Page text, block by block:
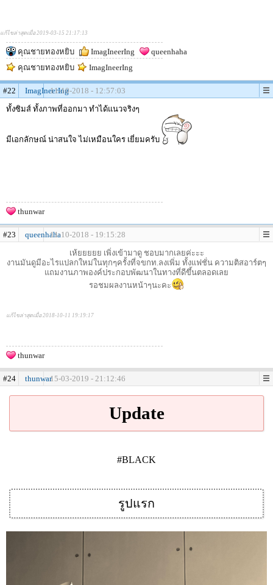
แก้ไขล่าสุดเมื่อ 2019-03-15 21:17:13
คุณชายทองหยิบ ImagIneerIng
queenhaha
คุณชายทองหยิบ
ImagIneerIng
#22 ImagIneerIng11-10-2018 - 12:57:03
ทั้งซิมส์ ทั้งภาพที่ออกมา ทำได้แนวจริงๆ
มีเอกลักษณ์ น่าสนใจ ไม่เหมือนใคร เยี่ยมครับ
thunwar
#23 queenhaha11-10-2018 - 19:15:28
เห้ยยยยย เพิ่งเข้ามาดู ชอบมากเลยค่ะะะ
งานมันดูมีอะไรแปลกใหม่ในทุกๆครั้งที่จขกท.ลงเพิ่ม ทั้งแฟชั่น ความติสอาร์ตๆ
แถมงานภาพองค์ประกอบพัฒนาในทางที่ดีขึ้นตลอดเลย
รอชมผลงานหน้าๆนะคะ
แก้ไขล่าสุดเมื่อ 2018-10-11 19:19:17
thunwar
#24 thunwar15-03-2019 - 21:12:46
Update
#BLACK
รูปแรก